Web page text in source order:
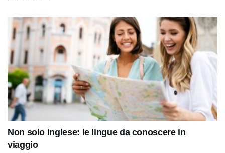
Non solo inglese: le lingue da conoscere in
viaggio